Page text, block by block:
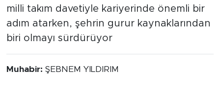
milli takım davetiyle kariyerinde önemli bir
adım atarken, şehrin gurur kaynaklarından
biri olmayı sürdürüyor
Muhabir: ŞEBNEM YILDIRIM